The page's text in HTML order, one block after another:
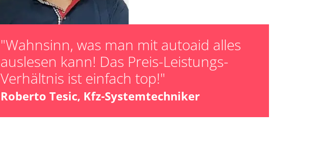
Zurücksetzen der AGR Adaptionswerte
"Wahnsinn, was man mit autoaid alles
auslesen kann! Das Preis-Leistungs-
Verhältnis ist einfach top!"
Roberto Tesic, Kfz-Systemtechniker